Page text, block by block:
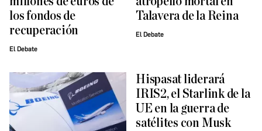
los fondos de
recuperación
El Debate
Talavera de la Reina
El Debate
Hispasat liderará
IRIS2, el Starlink de la
UE en la guerra de
satélites con Musk